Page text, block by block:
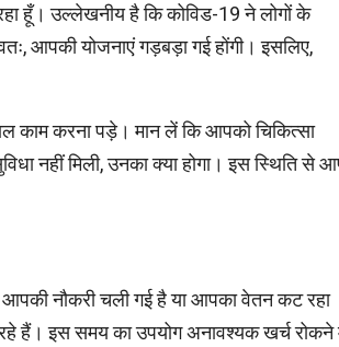
हूँ। उल्‍लेखनीय है कि कोविड-19 ने लोगों के
आपकी योजनाएं गड़बड़ा गई होंगी। इसलिए,
काम करना पड़े। मान लें कि आपको चिकित्सा
नहीं मिली, उनका क्या होगा। इस स्थिति से
नौकरी चली गई है या आपका वेतन कट रहा
हैं। इस समय का उपयोग अनावश्यक खर्च रोकने